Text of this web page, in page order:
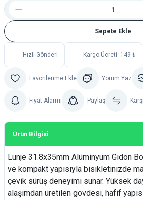
Sepete Ekle
Hızlı Gönderi Kargo Ücreti: 149 ₺
Yorum Yaz
Fiyat Alarmı Paylaş
Ürün Bilgisi
Lunje 31.8x35mm Alüminyum Gidon
ve kompakt yapısıyla bisikletinizde
çevik sürüş deneyimi sunar. Yüksek
alaşımdan üretilen gövdesi, hafif